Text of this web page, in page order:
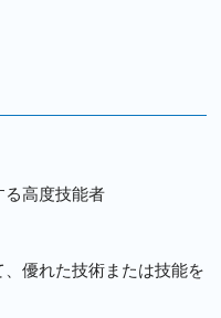
高度技能者
優れた技術または技能を